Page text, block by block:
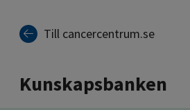
Till cancercentrum.se
Kunskapsbanken